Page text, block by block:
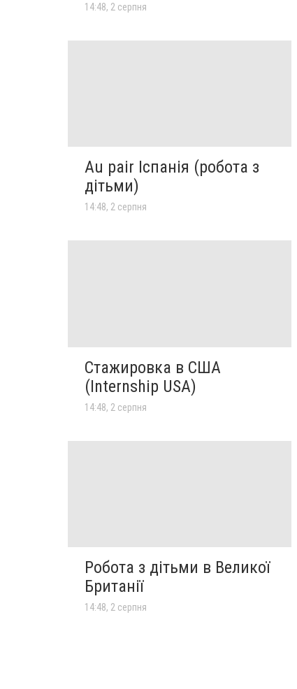
14:48, 2 серпня
Au pair Іспанія (робота з
дітьми)
14:48, 2 серпня
Стажировка в США
(Internship USA)
14:48, 2 серпня
Робота з дітьми в Великої
Британії
14:48, 2 серпня